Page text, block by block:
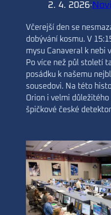
2. 4. 2026·
Včerejší den se
dobývání kosmu. V
mysu Canaveral k nebi
Po více než půl století
posádku k našemu
sousedovi. Na této
Orion i velmi důležitého
špičkové české